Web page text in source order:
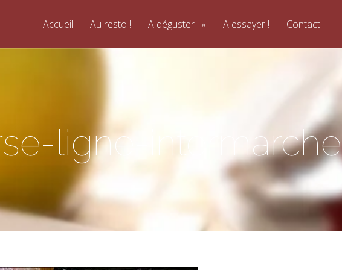
Accueil Au resto ! A déguster ! A essayer ! Contact
ligne-intermarche